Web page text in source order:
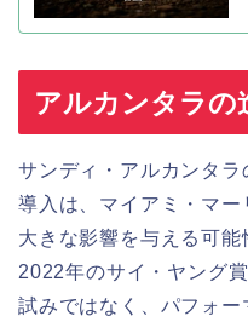
アルカンタラの
サンディ・アルカンタ
導入は、マイアミ・マ
大きな影響を与える可能
2022年のサイ・ヤング
試みではなく、パフォー